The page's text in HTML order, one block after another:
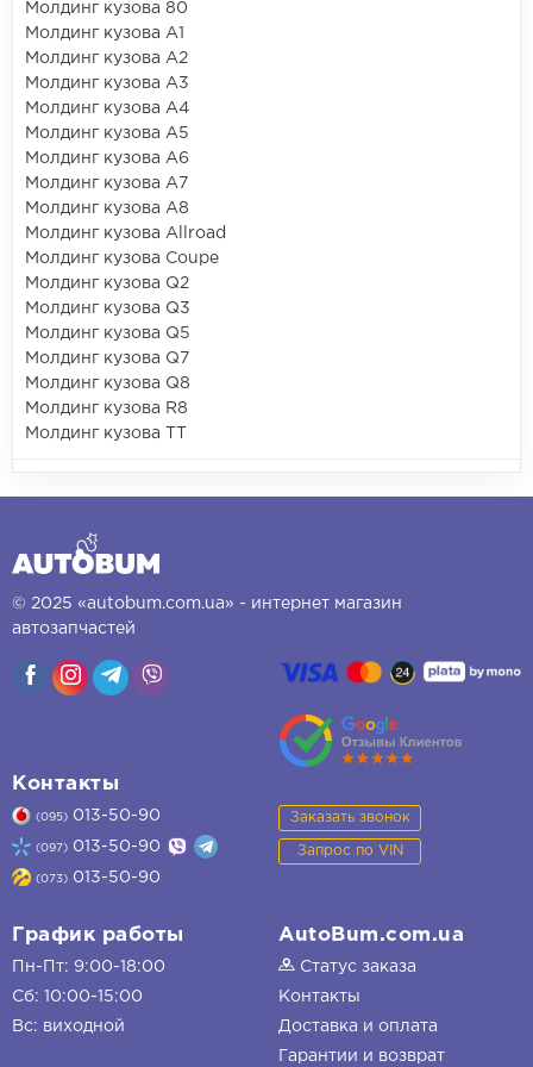
Молдинг кузова 80
Молдинг кузова A1
Молдинг кузова A2
Молдинг кузова A3
Молдинг кузова A4
Молдинг кузова A5
Молдинг кузова A6
Молдинг кузова A7
Молдинг кузова A8
Молдинг кузова Allroad
Молдинг кузова Coupe
Молдинг кузова Q2
Молдинг кузова Q3
Молдинг кузова Q5
Молдинг кузова Q7
Молдинг кузова Q8
Молдинг кузова R8
Молдинг кузова TT
© 2025 «autobum.com.ua» - интернет магазин
автозапчастей
Контакты
(095) 013-50-90
(097) 013-50-90
(073) 013-50-90
Заказать звонок
Запрос по VIN
График работы
Пн-Пт: 9:00-18:00
Сб: 10:00-15:00
Вс: виходной
AutoBum.com.ua
Статус заказа
Контакты
Доставка и оплата
Гарантии и возврат